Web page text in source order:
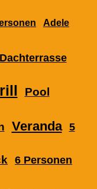
Adele
Dachterrasse
Pool
Veranda 5
6 Personen